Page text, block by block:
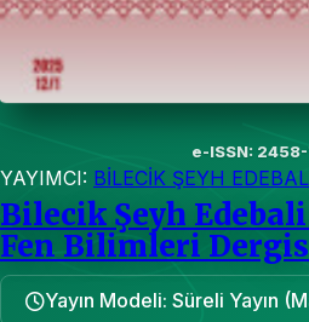
e-ISSN:
YAYIMCI: BİLECİK ŞEYH
Bilecik Şeyh
Fen Bilimleri
Yayın Modeli: Süreli Yayın